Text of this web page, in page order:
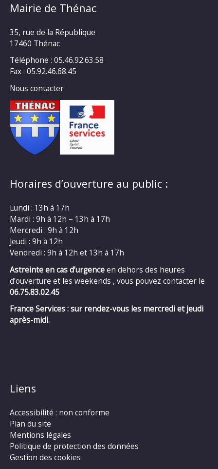
Mairie de Thénac
35, rue de la République
17460 Thénac
Téléphone : 05.46.92.63.58
Fax : 05.92.46.68.45
Nous contacter
Horaires d’ouverture au public :
Lundi : 13h à 17h
Mardi : 9h à 12h – 13h à 17h
Mercredi : 9h à 12h
Jeudi : 9h à 12h
Vendredi : 9h à 12h et 13h à 17h
Astreinte en cas d’urgenceen dehors des heures
d’ouverture et les weekends , vous pouvez contacter le
06.75.83.02.45
France Services : sur rendez-vous les mercredi et jeudi
après-midi.
Liens
Accessibilité : non conforme
Plan du site
Mentions légales
Politique de protection des données
Gestion des cookies